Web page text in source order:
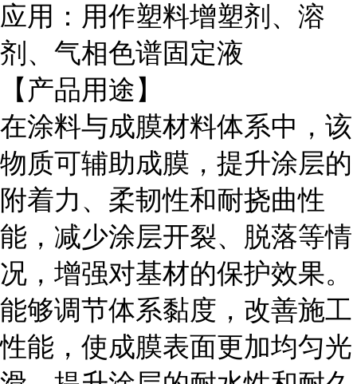
应用：用作塑料增塑剂、溶
剂、气相色谱固定液
【产品用途】
在涂料与成膜材料体系中，该
物质可辅助成膜，提升涂层的
附着力、柔韧性和耐挠曲性
能，减少涂层开裂、脱落等情
况，增强对基材的保护效果。
能够调节体系黏度，改善施工
性能，使成膜表面更加均匀光